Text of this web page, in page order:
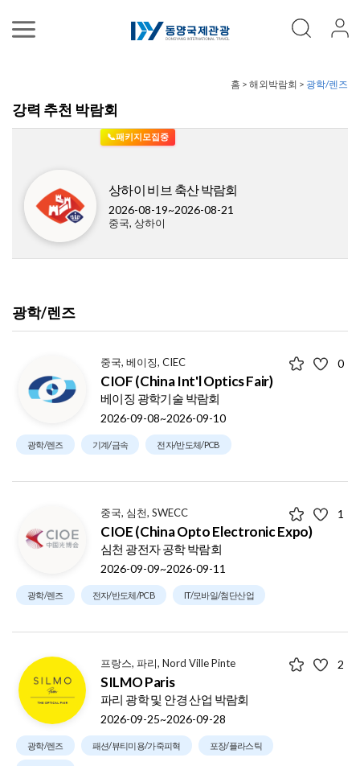
홈 > 해외박람회 > 광학/렌즈
강력 추천 박람회
📞패키지모집중
상하이 비브 축산 박람회
2026-08-19~2026-08-21
중국, 상하이
광학/렌즈
중국, 베이징, CIEC 0
CIOF (China Int'l Optics Fair)
베이징 광학기술 박람회
2026-09-08~2026-09-10
광학/렌즈 기계/금속 전자/반도체/PCB
중국, 심천, SWECC 1
CIOE (China Opto Electronic Expo)
심천 광전자 공학 박람회
2026-09-09~2026-09-11
광학/렌즈 전자/반도체/PCB IT/모바일/첨단산업
프랑스, 파리, Nord Ville Pinte 2
SILMO Paris
파리 광학 및 안경 산업 박람회
2026-09-25~2026-09-28
광학/렌즈 패션/뷰티미용/가죽피혁 포장/플라스틱